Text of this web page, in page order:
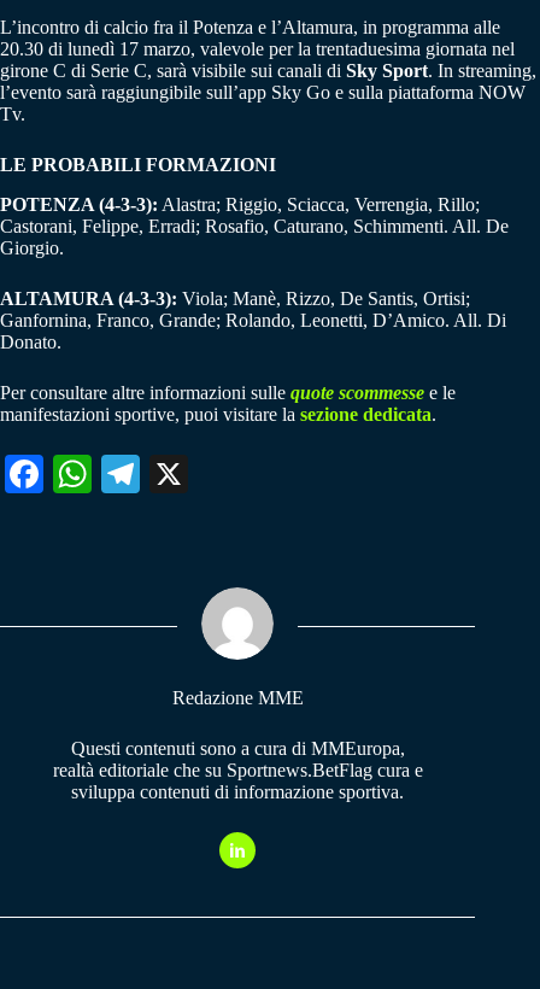
L’incontro di calcio fra il Potenza e l’Altamura, in programma alle
20.30 di lunedì 17 marzo, valevole per la trentaduesima giornata nel
girone C di Serie C, sarà visibile sui canali di Sky Sport. In streaming,
l’evento sarà raggiungibile sull’app Sky Go e sulla piattaforma NOW
Tv.
LE PROBABILI FORMAZIONI
POTENZA (4-3-3): Alastra; Riggio, Sciacca, Verrengia, Rillo;
Castorani, Felippe, Erradi; Rosafio, Caturano, Schimmenti. All. De
Giorgio.
ALTAMURA (4-3-3): Viola; Manè, Rizzo, De Santis, Ortisi;
Ganfornina, Franco, Grande; Rolando, Leonetti, D’Amico. All. Di
Donato.
Per consultare altre informazioni sulle quote scommesse e le
manifestazioni sportive, puoi visitare la sezione dedicata.
Fa W
pp
Te
m
Redazione MME
Questi contenuti sono a cura di MMEuropa,
realtà editoriale che su Sportnews.BetFlag cura e
sviluppa contenuti di informazione sportiva.